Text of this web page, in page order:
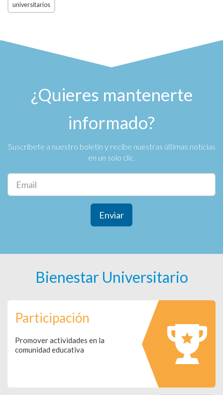
universitarios
¿Quieres mantenerte
informado?
Suscríbete a nuestro boletín y recibe nuestras últimas noticias
en un solo clic.
Enviar
Bienestar Universitario
Participación
Promover actividades en la
comunidad educativa